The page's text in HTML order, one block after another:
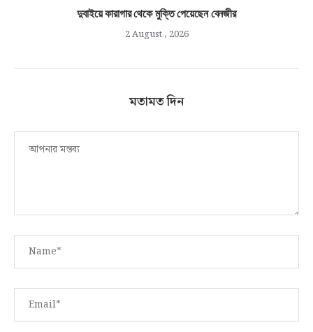
দুবাইয়ে কারাগার থেকে মুক্তি পেয়েছেন বেনজীর
2 August , 2026
মতামত দিন